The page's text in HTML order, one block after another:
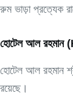
রুম ভাড়া প্রত্যেক
হোটেল আল
হোটেল আল রহমান
রয়েছে।